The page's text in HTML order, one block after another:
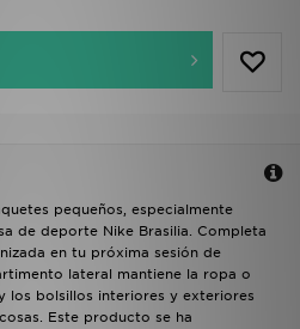
pequeños, especialmente
de deporte Nike Brasilia. Completa
en tu próxima sesión de
lateral mantiene la ropa o
los bolsillos interiores y exteriores
Este producto se ha